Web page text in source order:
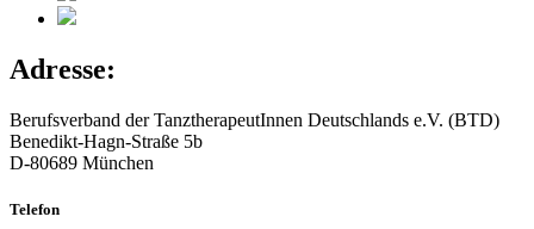
Adresse:
Berufsverband der TanztherapeutInnen Deutschlands e.V. (BTD)
Benedikt-Hagn-Straße 5b
D-80689 München
Telefon